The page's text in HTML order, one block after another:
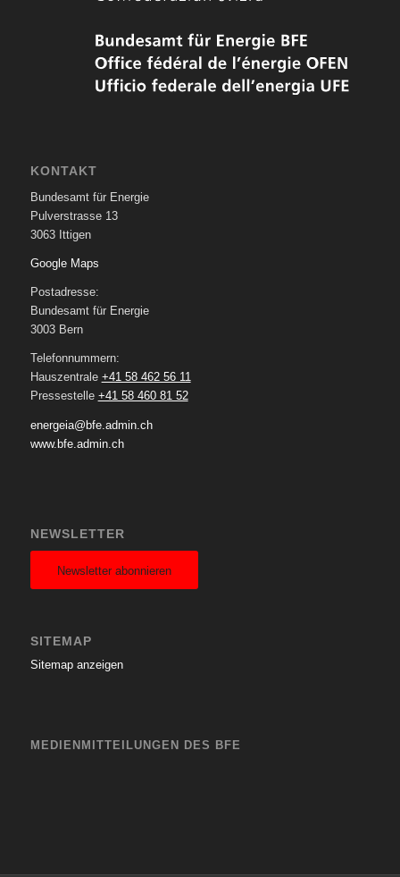
KONTAKT
Bundesamt für Energie
Pulverstrasse 13
3063 Ittigen
Google Maps
Postadresse:
Bundesamt für Energie
3003 Bern
Telefonnummern:
Hauszentrale +41 58 462 56 11
Pressestelle +41 58 460 81 52
energeia@bfe.admin.ch
www.bfe.admin.ch
NEWSLETTER
Newsletter abonnieren
SITEMAP
Sitemap anzeigen
MEDIENMITTEILUNGEN DES BFE